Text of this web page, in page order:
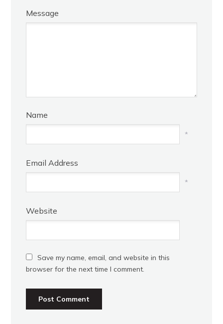
Message
Name
*
Email Address
*
Website
Save my name, email, and website in this
browser for the next time I comment.